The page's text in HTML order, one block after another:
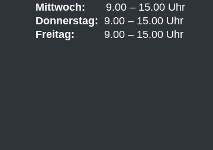
Mittwoch: 9.00 – 15.00 Uhr
Donnerstag: 9.00 – 15.00 Uhr
Freitag: 9.00 – 15.00 Uhr